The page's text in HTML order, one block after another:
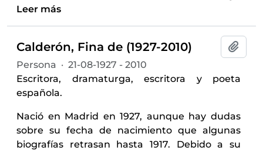
Leer más
Calderón, Fina de (1927-2010)
Persona · 21-08-1927 - 2010
Escritora, dramaturga, escritora y poeta
española.
Nació en Madrid en 1927, aunque hay dudas
sobre su fecha de nacimiento que algunas
biografías retrasan hasta 1917. Debido a su